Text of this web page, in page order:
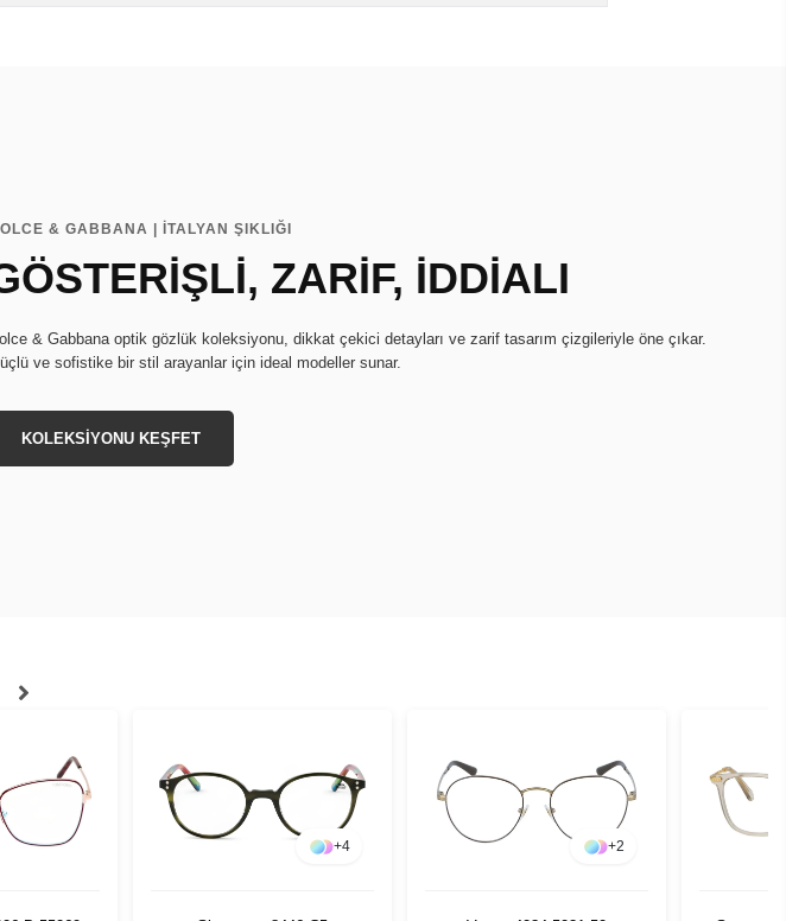
& GABBANA | İTALYAN ŞIKLIĞI
ZARİF, İDDİALI
& Gabbana optik gözlük koleksiyonu, dikkat çekici detayları ve zarif tasarım çizgileriyle öne çıkar.
ve sofistike bir stil arayanlar için ideal modeller sunar.
KOLEKSİYONU KEŞFET
+4 +2